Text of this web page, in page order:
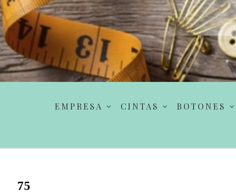
EMPRESA CINTAS BOTONES
75